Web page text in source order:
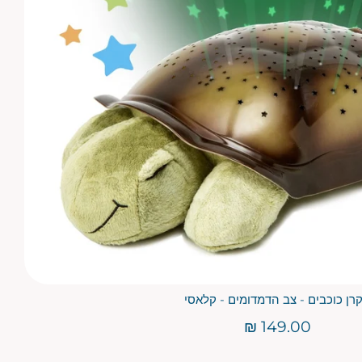
כוכבים - צב הדמדומים - קלאסי
149.00 ₪